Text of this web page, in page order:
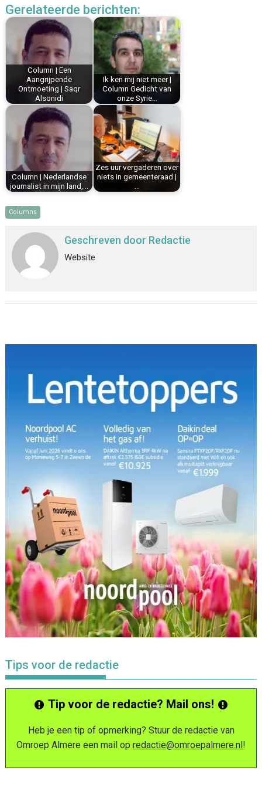
e
o
o
k
t
e
r
e
s
t
k
n
i
l
t
s
A
p
p
e
n
Gerelateerde berichten:
Column | Een
Aangrijpende
Ontmoeting | Saqr
Alsonidi
Ik ken mij niet meer |
Column Gedicht van
onze Syrie…
Column | Nederlandse
journalist in mijn land,…
Zes uur vergaderen over
niets in gemeenteraad |
…
Columns
Geschreven door Redactie
Website
Tips voor de redactie
Tip voor de redactie? Mail ons!
Heb je een tip of opmerking? Stuur de redactie van
Omroep Almere een mail op redactie@omroepalmere.nl!